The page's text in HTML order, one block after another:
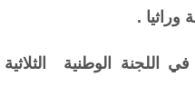
وراثيا .
اللجنة الوطنية الثلاثية